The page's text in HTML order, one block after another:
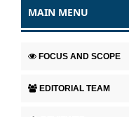
MAIN MENU
FOCUS AND SCOPE
EDITORIAL TEAM